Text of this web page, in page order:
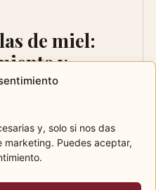
y, solo si nos das
marketing. Puedes aceptar,
de miel:
y
armonia
peticiones seguras.